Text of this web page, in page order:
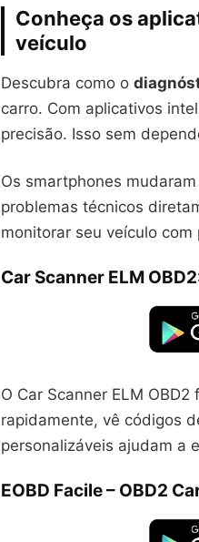
Conheça os
veículo
Descubra como o
carro. Com aplicativos
precisão. Isso sem
Os smartphones
problemas técnicos
monitorar seu veículo com
Car Scanner ELM
O Car Scanner ELM
rapidamente, vê códigos
personalizáveis ajudam a
EOBD Facile – OBD2